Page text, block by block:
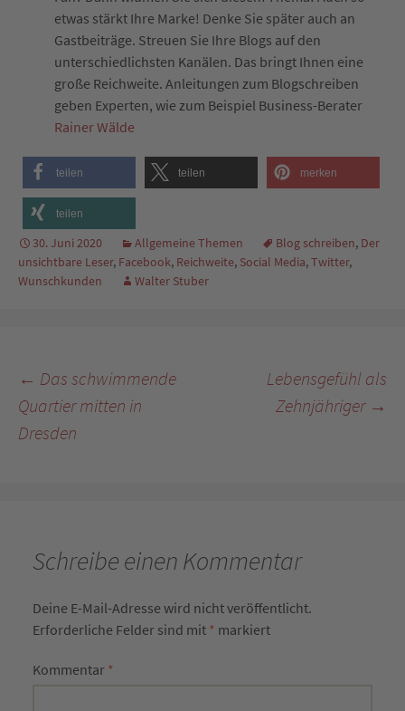
etwas stärkt Ihre Marke! Denke Sie später auch an
Gastbeiträge. Streuen Sie Ihre Blogs auf den
unterschiedlichsten Kanälen. Das bringt Ihnen eine
große Reichweite. Anleitungen zum Blogschreiben
geben Experten, wie zum Beispiel Business-Berater
Rainer Wälde
teilen teilen merken
teilen
30. Juni 2020 Allgemeine Themen Blog schreiben, Der
unsichtbare Leser, Facebook, Reichweite, Social Media,Twitter,
Wunschkunden
Walter Stuber
Beitragsnavigation
← Das schwimmende
Quartier mitten in
Dresden
Lebensgefühl als
Zehnjähriger →
Schreibe einen Kommentar
Deine E-Mail-Adresse wird nicht veröffentlicht.
Erforderliche Felder sind mit * markiert
Kommentar *